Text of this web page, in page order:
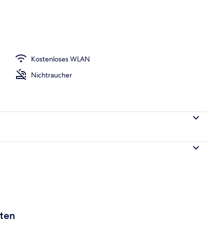
Kostenloses WLAN
Nichtraucher